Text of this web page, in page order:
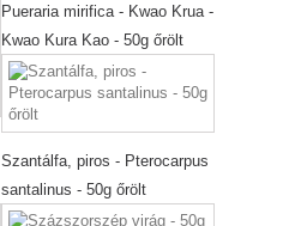
Pueraria mirifica - Kwao Krua -
Kwao Kura Kao - 50g őrölt
Szantálfa, piros - Pterocarpus
santalinus - 50g őrölt